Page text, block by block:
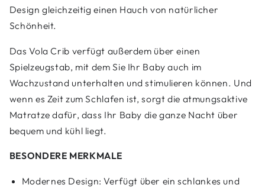
Design gleichzeitig einen Hauch von natürlicher
Schönheit.
Das Vola Crib verfügt außerdem über einen
Spielzeugstab, mit dem Sie Ihr Baby auch im
Wachzustand unterhalten und stimulieren können. Und
wenn es Zeit zum Schlafen ist, sorgt die atmungsaktive
Matratze dafür, dass Ihr Baby die ganze Nacht über
bequem und kühl liegt.
BESONDERE MERKMALE
Modernes Design: Verfügt über ein schlankes und